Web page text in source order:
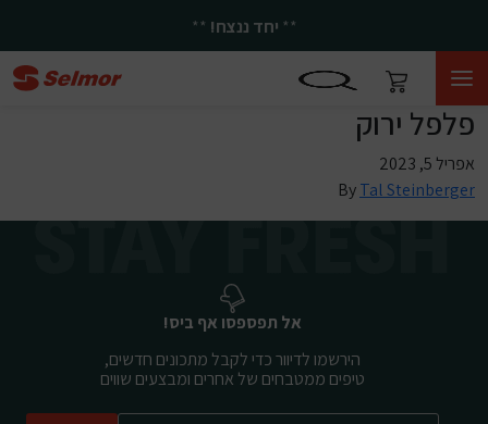
** יחד ננצח! **
פלפל ירוק
אפריל 5, 2023
ByTal Steinberger
אל תפספסו אף ביס!
הירשמו לדיוור כדי לקבל מתכונים חדשים,
טיפים ממטבחים של אחרים ומבצעים שווים